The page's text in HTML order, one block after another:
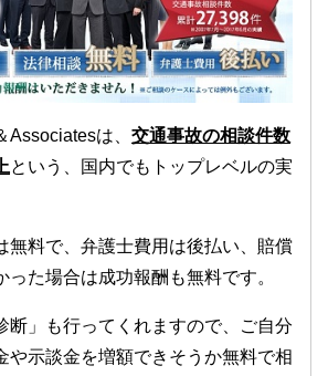
は、 交通事故の相談件数
という、国内でもトップレベルの実
無料で、弁護士費用は後払い、賠償
った場合は成功報酬も無料です。
断」も行ってくれますので、ご自分
や示談金を増額できそうか無料で相